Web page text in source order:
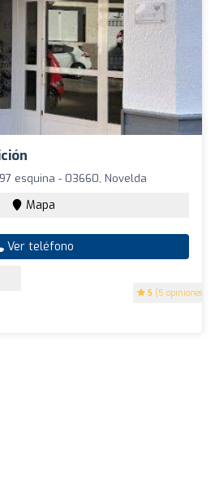
5 (5 opiniones)
esquina - 03660, Novelda
Mapa
Ver teléfono